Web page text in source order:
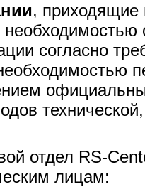
, приходящие
согласно
отдел RS-
лицам: